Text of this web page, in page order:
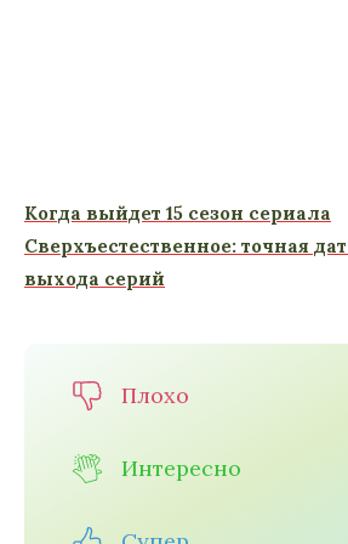
Когда выйдет 15 сезон сериала
Сверхъестественное: точная
выхода серий
Плохо
Интересно